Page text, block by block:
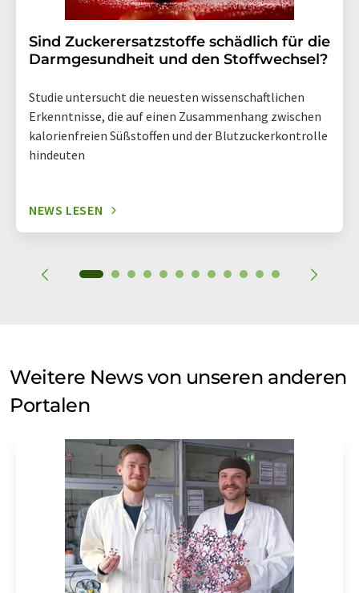
Sind Zuckerersatzstoffe schädlich für die
Darmgesundheit und den Stoffwechsel?
Studie untersucht die neuesten wissenschaftlichen
Erkenntnisse, die auf einen Zusammenhang zwischen
kalorienfreien Süßstoffen und der Blutzuckerkontrolle
hindeuten
NEWS LESEN
Weitere News von unseren anderen
Portalen